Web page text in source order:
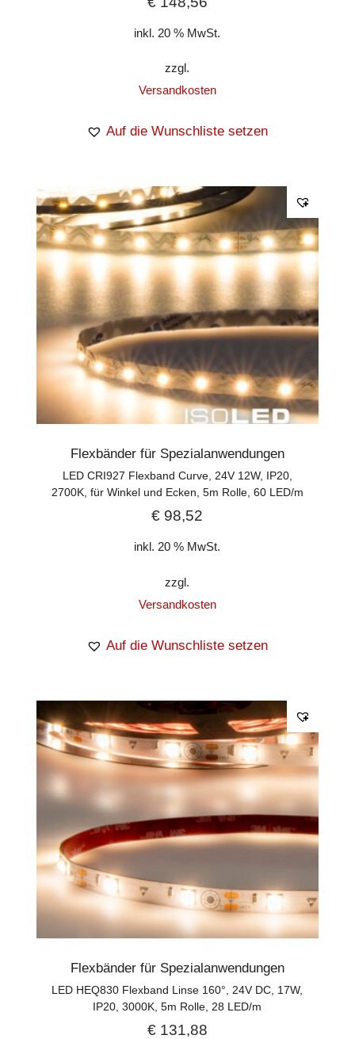
inkl. 20 % MwSt.
zzgl.
Versandkosten
Auf die Wunschliste setzen
Flexbänder für Spezialanwendungen
LED CRI927 Flexband Curve, 24V 12W, IP20,
2700K, für Winkel und Ecken, 5m Rolle, 60 LED/m
€ 98,52
inkl. 20 % MwSt.
zzgl.
Versandkosten
Auf die Wunschliste setzen
Flexbänder für Spezialanwendungen
LED HEQ830 Flexband Linse 160°, 24V DC, 17W,
IP20, 3000K, 5m Rolle, 28 LED/m
€131,88